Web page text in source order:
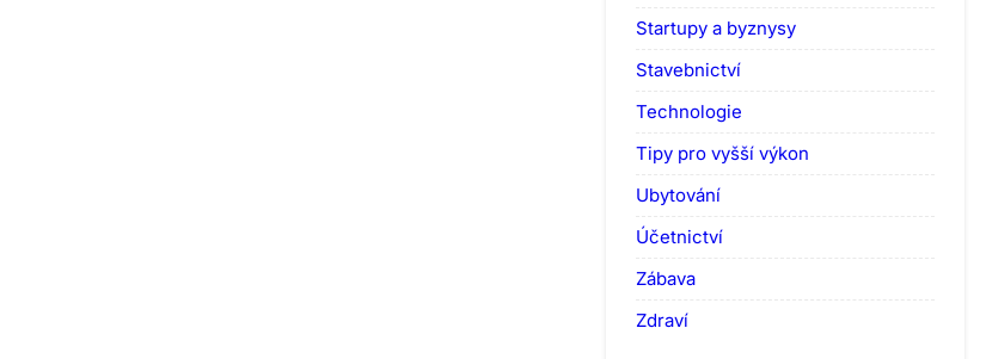
Startupy a byznysy
Stavebnictví
Technologie
Tipy pro vyšší výkon
Ubytování
Účetnictví
Zábava
Zdraví